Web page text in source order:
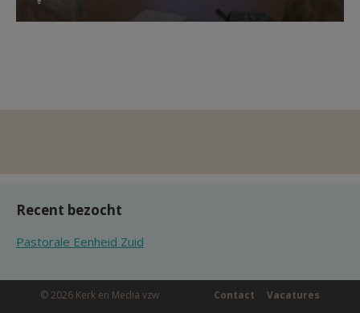
Recent bezocht
Pastorale Eenheid Zuid
© 2026 Kerk en Media vzw Vacatures
Contact